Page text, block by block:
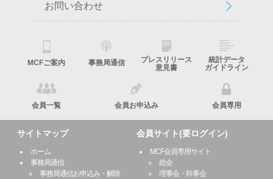
お問い合わせ
MCFご案内 事務局通信
プレスリリース
意見書
統計データ
ガイドライン
会員一覧 会員お申込み 会員専用
サイトマップ
ホーム
事務局通信
事務局通信お申込み・解除
会員サイト(要ログイン)
MCF会員専用サイト
総会
理事会・幹事会